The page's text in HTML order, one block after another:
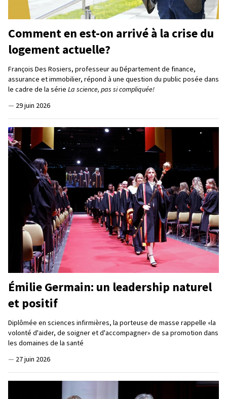
Comment en est-on arrivé à la crise du
logement actuelle?
François Des Rosiers, professeur au Département de finance,
assurance et immobilier, répond à une question du public posée dans
le cadre de la série La science, pas si compliquée!
— 29 juin 2026
Émilie Germain: un leadership naturel
et positif
Diplômée en sciences infirmières, la porteuse de masse rappelle «la
volonté d'aider, de soigner et d'accompagner» de sa promotion dans
les domaines de la santé
— 27 juin 2026